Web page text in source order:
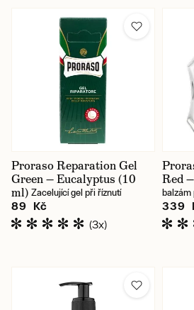
Proraso Reparation Gel
Green — Eucalyptus (10
ml) Zacelující gel při říznutí
89 Kč
(3x)
Red
balzám
339